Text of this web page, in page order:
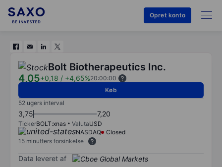
Opret konto
Bolt Biotherapeutics Inc.
4,05+0,18 / +4,65%20:00:00
Køb
52 ugers interval
3,75 7,20
TickerBOLT:xnas ValutaUSD
NASDAQ
Closed
15 minutters forsinkelse
Data leveret af